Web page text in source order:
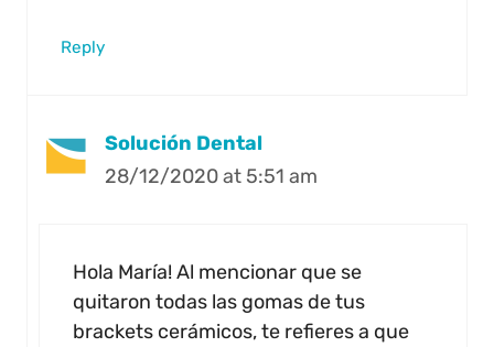
Reply
Solución Dental
28/12/2020 at 5:51 am
Hola María! Al mencionar que se
quitaron todas las gomas de tus
brackets cerámicos, te refieres a que